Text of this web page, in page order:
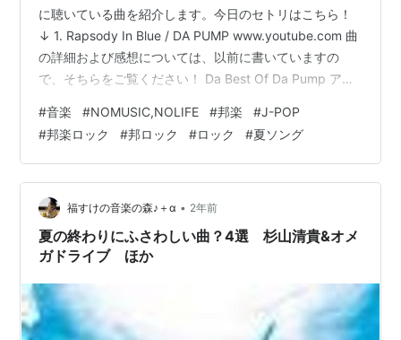
に聴いている曲を紹介します。今日のセトリはこちら！
↓ 1. Rapsody In Blue / DA PUMP www.youtube.com 曲
の詳細および感想については、以前に書いていますの
で、そちらをご覧ください！ Da Best Of Da Pump アー
TIME / NEWS www.youtube.com 「SUMMER TIME」は
男性アイドルグループNEWSの9thシングルの表題曲で
す。 歌詞は夏が始まる前に出会った恋人とこれから一緒
に夏を過ごすこ…
#音楽 #NOMUSIC,NOLIFE #邦楽 #J-POP
#邦楽ロック #邦ロック #ロック #夏ソング
福すけの音楽の森♪＋α • 2年前
夏の終わりにふさわしい曲？4選 杉山清貴&オメ
ガドライブ ほか